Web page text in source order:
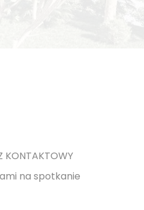
KONTAKTOWY
na spotkanie